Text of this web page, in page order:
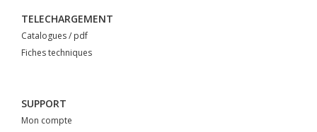
TELECHARGEMENT
Catalogues / pdf
Fiches techniques
SUPPORT
Mon compte